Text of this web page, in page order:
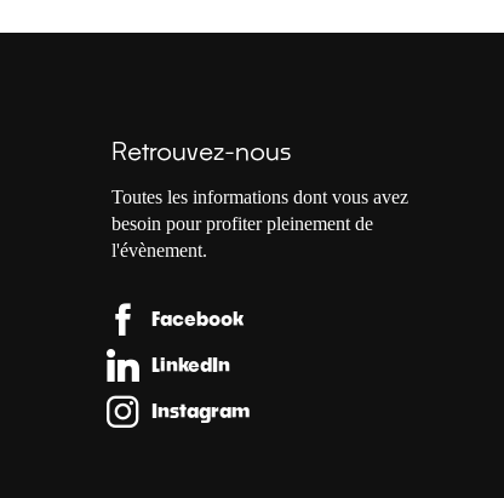
Retrouvez-nous
Toutes les informations dont vous avez
besoin pour profiter pleinement de
l'évènement.
Facebook
LinkedIn
Instagram